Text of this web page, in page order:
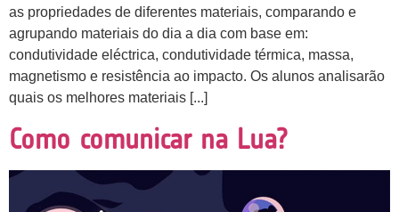
as propriedades de diferentes materiais, comparando e
agrupando materiais do dia a dia com base em:
condutividade eléctrica, condutividade térmica, massa,
magnetismo e resistência ao impacto. Os alunos analisarão
quais os melhores materiais [...]
Como comunicar na Lua?